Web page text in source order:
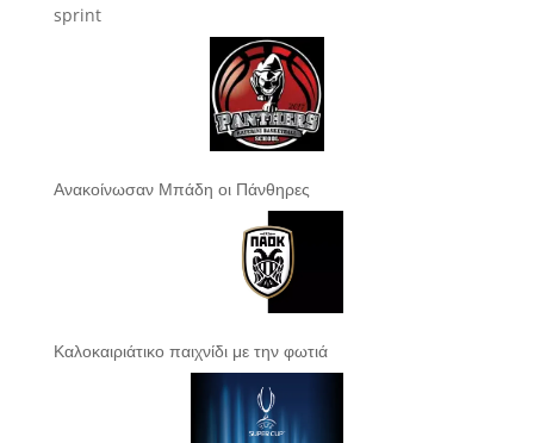
sprint
Ανακοίνωσαν Μπάδη οι Πάνθηρες
Καλοκαιριάτικο παιχνίδι με την φωτιά